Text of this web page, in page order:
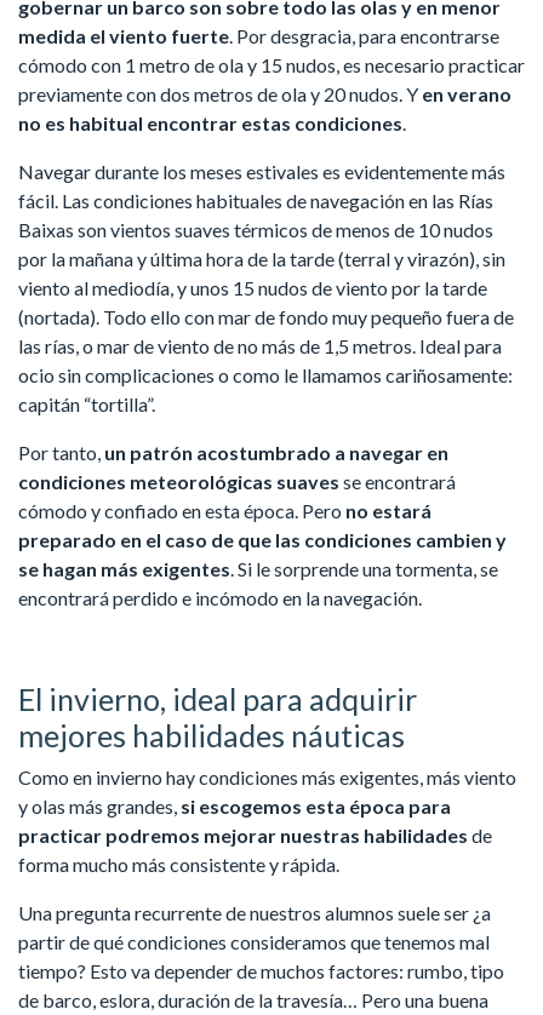
gobernar un barco son sobre todo las olas y en menor
medida el viento fuerte . Por desgracia, para encontrarse
cómodo con 1 metro de ola y 15 nudos, es necesario practicar
previamente con dos metros de ola y 20 nudos. Y en verano
no es habitual encontrar estas condiciones
Navegar durante los meses estivales es evidentemente más
fácil. Las condiciones habituales de navegación en las Rías
Baixas son vientos suaves térmicos de menos de 10 nudos
por la mañana y última hora de la tarde (terral y virazón), sin
viento al mediodía, y unos 15 nudos de viento por la tarde
(nortada). Todo ello con mar de fondo muy pequeño fuera de
las rías, o mar de viento de no más de 1,5 metros. Ideal para
ocio sin complicaciones o como le llamamos cariñosamente:
capitán “tortilla”.
Por tanto, un patrón acostumbrado a navegar en
condiciones meteorológicas suaves se encontrará
cómodo y confiado en esta época. Pero no estará
preparado en el caso de que las condiciones cambien y
se hagan más exigentes . Si le sorprende una tormenta, se
encontrará perdido e incómodo en la navegación.
El invierno, ideal para adquirir
mejores habilidades náuticas
Como en invierno hay condiciones más exigentes, más viento
y olas más grandes, si escogemos esta época para
practicar podremos mejorar nuestras habilidades de
forma mucho más consistente y rápida.
Una pregunta recurrente de nuestros alumnos suele ser ¿a
partir de qué condiciones consideramos que tenemos mal
tiempo? Esto va depender de muchos factores: rumbo, tipo
de barco, eslora, duración de la travesía… Pero una buena